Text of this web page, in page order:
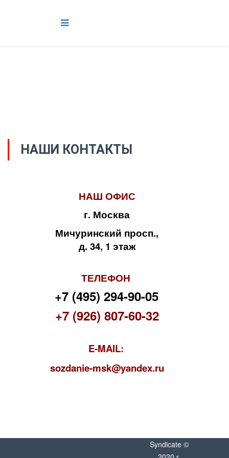
НАШИ КОНТАКТЫ
НАШ ОФИС
г. Москва
Мичуринский просп.,
д. 34, 1 этаж
ТЕЛЕФОН
+7 (495) 294-90-05
+7 (926) 807-60-32
E-MAIL:
sozdanie-msk@yandex.ru
Syndicate ©